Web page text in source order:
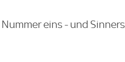
eins - und Sinners